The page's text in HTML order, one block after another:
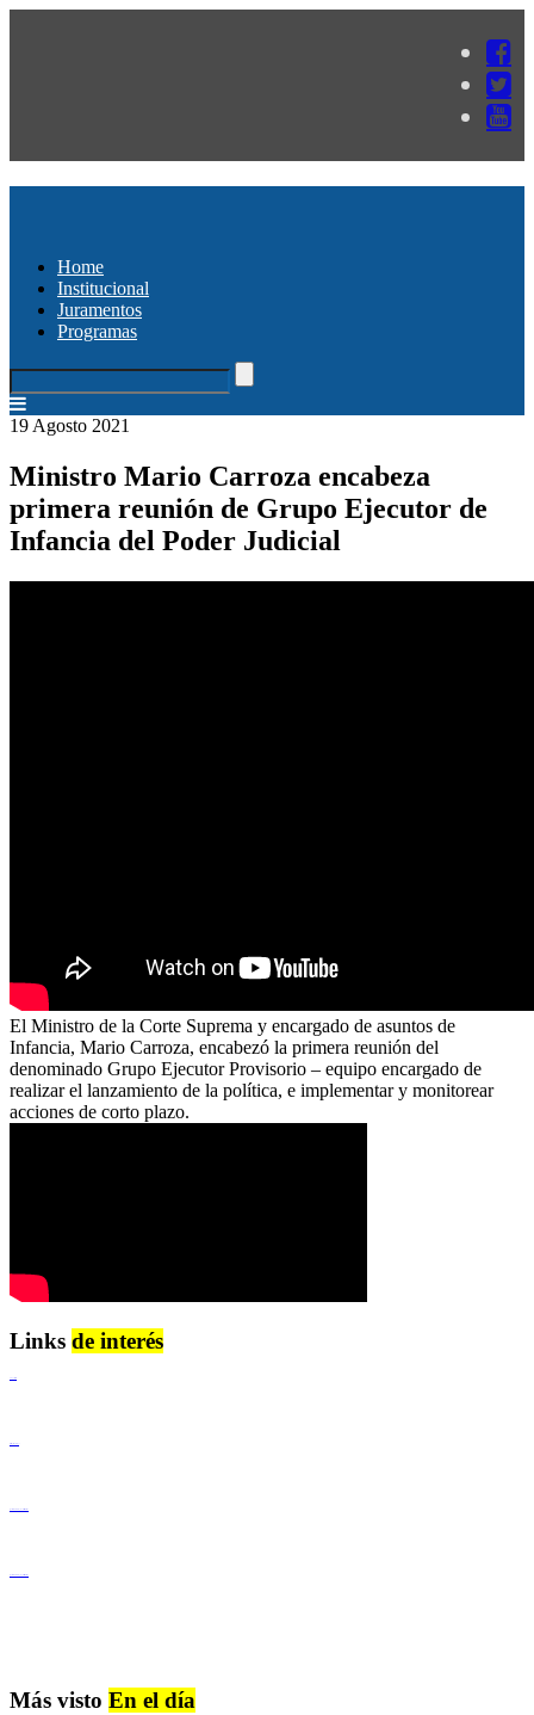
Home
Institucional
Juramentos
Programas
19 Agosto 2021
Ministro Mario Carroza encabeza
primera reunión de Grupo Ejecutor de
Infancia del Poder Judicial
El Ministro de la Corte Suprema y encargado de asuntos de
Infancia, Mario Carroza, encabezó la primera reunión del
denominado Grupo Ejecutor Provisorio – equipo encargado de
realizar el lanzamiento de la política, e implementar y monitorear
acciones de corto plazo.
Links de interés
Más visto En el día